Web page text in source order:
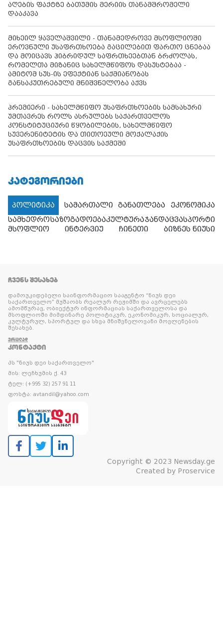
აღების ფაქტზე ბათუმის მერიის თანამშრომელი
დააკავა
მიხეილ ყაველაშვილი - თანამედროვე მსოფლიოში
ეროვნული უსაფრთხოება გაცილებით ფართო ცნებაა
და მოიცავს ჰიბრიდულ საფრთხეებთან ბრძოლას,
რომელთა მიზანიც სახელმწიფოს დასუსტებაა -
ამიტომ სუს-ის ეფექტიან საქმიანობას
განსაკუთრებული მნიშვნელობა აქვს
პრემიერი - სახელმწიფო უსაფრთხოების სამსახური
უმთავრეს როლს ასრულებს საქართველოს
კონსტიტუციური წყობილების, სახელმწიფო
სუვერენიტეტის და თითოეული მოქალაქის
უსაფრთხოების დაცვის საქმეში
ᲙᲐᲢᲔᲒᲝᲠᲘᲔᲑᲘ
პოლიტიკა სამართალი განათლება
ეკონომიკა
სამხედროსაზოგადოებაკულტურაჯანდაცვასპორტი
მსოფლიო
ინტერვიუ ჩინეთი ბიზნეს ნიუსი
ᲩᲕᲔᲜᲡ ᲨᲔᲡᲐᲮᲔᲑ
დამოუკიდებელი საინფორმაციო სააგენტო “ნიუს დეი
საქართველო” მუშაობს რეალურ რეჟიმში და ავრცელებს
ამომწურავ, ობიექტურ ინფორმაციას საქართველოსა და
მსოფლიოში მიმდინარე პოლიტიკურ, ეკონომიკურ, სოციალურ,
კულტურულ, სპორტულ და სხვა მნიშვნელოვანი მოვლენების
შესახებ.
ᲕᲠᲪᲚᲐᲓ
ᲙᲝᲜᲢᲐᲥᲢᲘ
პს "ნიუს დეი საქართველო"
მის: ლეჩხუმის ქ. 43
ტელ: (+995 32) 257 91 11
ფოსტა: avtandil@yahoo.com
Copyright © 2023 Newsday.ge
Created by Proservice